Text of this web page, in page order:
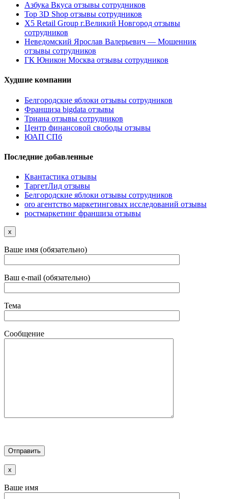
Азбука Вкуса отзывы сотрудников
Top 3D Shop отзывы сотрудников
X5 Retail Group г.Великий Новгород отзывы
сотрудников
Неведомский Ярослав Валерьевич — Мошенник
отзывы сотрудников
ГК Юникон Москва отзывы сотрудников
Худшие компании
Белгородские яблоки отзывы сотрудников
Франшиза bigdata отзывы
Триана отзывы сотрудников
Центр финансовой свободы отзывы
ЮАП СПб
Последние добавленные
Квантастика отзывы
ТаргетЛид отзывы
Белгородские яблоки отзывы сотрудников
oro агентство маркетинговых исследований отзывы
ростмаркетинг франшиза отзывы
x
Ваше имя (обязательно)
Ваш e-mail (обязательно)
Тема
Сообщение
x
Ваше имя